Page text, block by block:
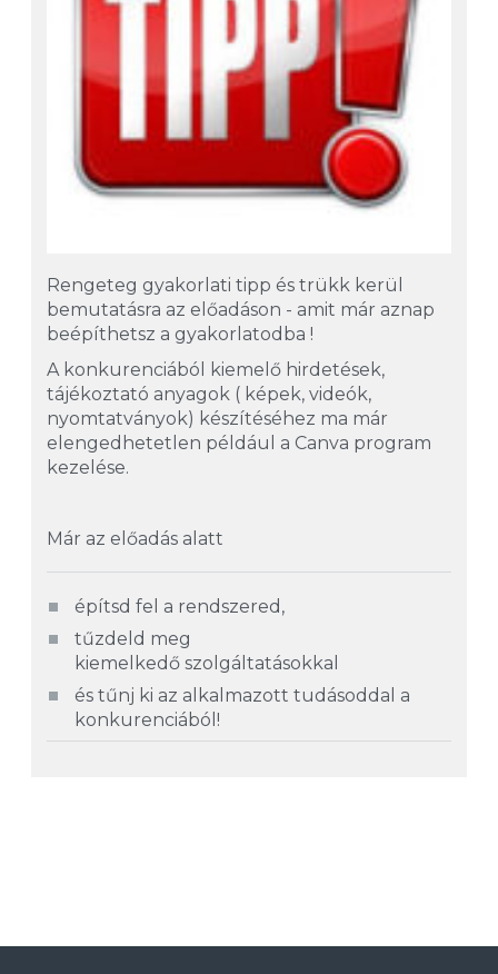
Rengeteg gyakorlati tipp és trükk kerül
bemutatásra az előadáson - amit már aznap
beépíthetsz a gyakorlatodba !
A konkurenciából kiemelő hirdetések,
tájékoztató anyagok ( képek, videók,
nyomtatványok) készítéséhez ma már
elengedhetetlen például a Canva program
kezelése.
Már az előadás alatt
építsd fel a rendszered,
tűzdeld meg
kiemelkedő szolgáltatásokkal
és tűnj ki az alkalmazott tudásoddal a
konkurenciából!